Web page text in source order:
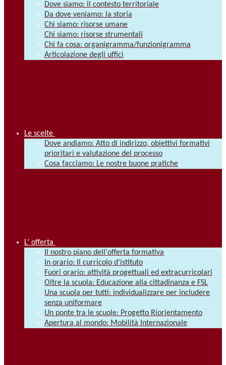
Dove siamo: il contesto territoriale
Da dove veniamo: la storia
Chi siamo: risorse umane
Chi siamo: risorse strumentali
Chi fa cosa: organigramma/funzionigramma
Articolazione degli uffici
Le scelte
Dove andiamo: Atto di indirizzo, obiettivi formativi
prioritari e valutazione del processo
Cosa facciamo: Le nostre buone pratiche
L’ offerta
Il nostro piano dell'offerta formativa
In orario: Il curricolo d’istituto
Fuori orario: attività progettuali ed extracurricolari
Oltre la scuola: Educazione alla cittadinanza e FSL
Una scuola per tutti: individualizzare per includere
senza uniformare
Un ponte tra le scuole: Progetto Riorientamento
Apertura al mondo: Mobilità Internazionale